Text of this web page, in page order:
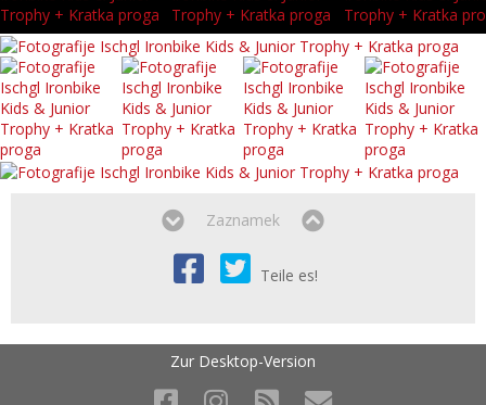
Zaznamek
Teile es!
Zur Desktop-Version